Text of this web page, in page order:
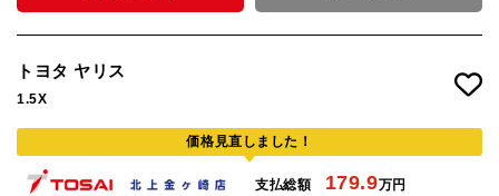
トヨタ ヤリス
1.5X
価格見直しました！
支払総額 179.9万円